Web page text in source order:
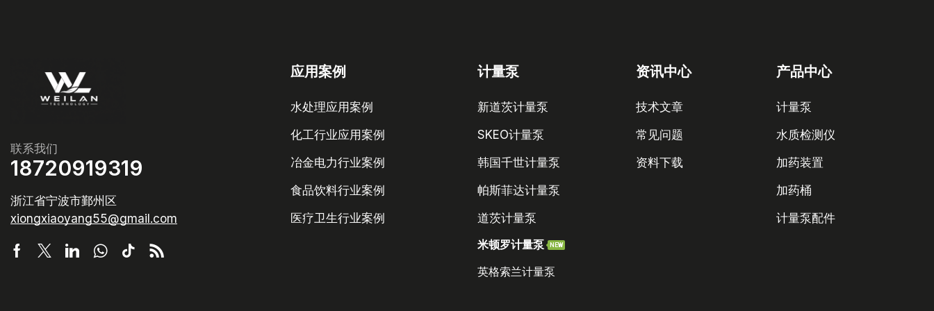
联系我们
18720919319
浙江省宁波市鄞州区
xiongxiaoyang55@gmail.com
应用案例
水处理应用案例
化工行业应用案例
冶金电力行业案例
食品饮料行业案例
医疗卫生行业案例
计量泵
新道茨计量泵
SKEO计量泵
韩国千世计量泵
帕斯菲达计量泵
道茨计量泵
米顿罗计量泵 NEW
英格索兰计量泵
资讯中心
技术文章
常见问题
资料下载
产品中心
计量泵
水质检测仪
加药装置
加药桶
计量泵配件